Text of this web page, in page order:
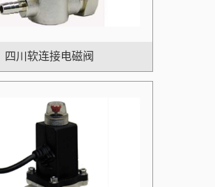
四川软连接电磁阀